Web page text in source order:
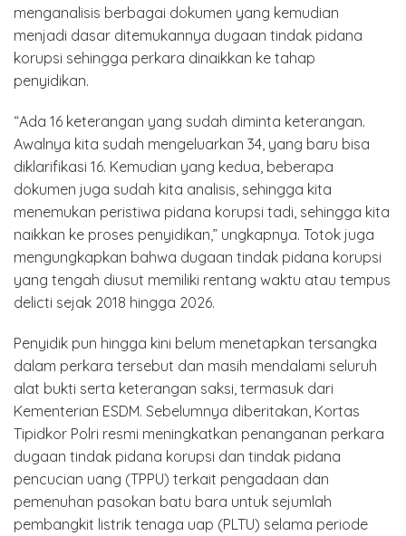
menganalisis berbagai dokumen yang kemudian
menjadi dasar ditemukannya dugaan tindak pidana
korupsi sehingga perkara dinaikkan ke tahap
penyidikan.
“Ada 16 keterangan yang sudah diminta keterangan.
Awalnya kita sudah mengeluarkan 34, yang baru bisa
diklarifikasi 16. Kemudian yang kedua, beberapa
dokumen juga sudah kita analisis, sehingga kita
menemukan peristiwa pidana korupsi tadi, sehingga kita
naikkan ke proses penyidikan,” ungkapnya. Totok juga
mengungkapkan bahwa dugaan tindak pidana korupsi
yang tengah diusut memiliki rentang waktu atau tempus
delicti sejak 2018 hingga 2026.
Penyidik pun hingga kini belum menetapkan tersangka
dalam perkara tersebut dan masih mendalami seluruh
alat bukti serta keterangan saksi, termasuk dari
Kementerian ESDM. Sebelumnya diberitakan, Kortas
Tipidkor Polri resmi meningkatkan penanganan perkara
dugaan tindak pidana korupsi dan tindak pidana
pencucian uang (TPPU) terkait pengadaan dan
pemenuhan pasokan batu bara untuk sejumlah
pembangkit listrik tenaga uap (PLTU) selama periode